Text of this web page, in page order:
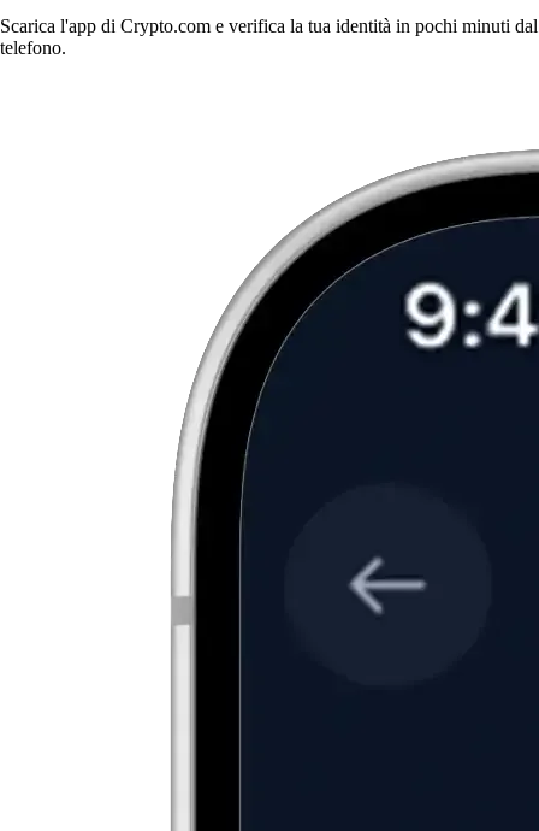
Scarica l'app di Crypto.com e verifica la tua identità in pochi minuti dal
telefono.